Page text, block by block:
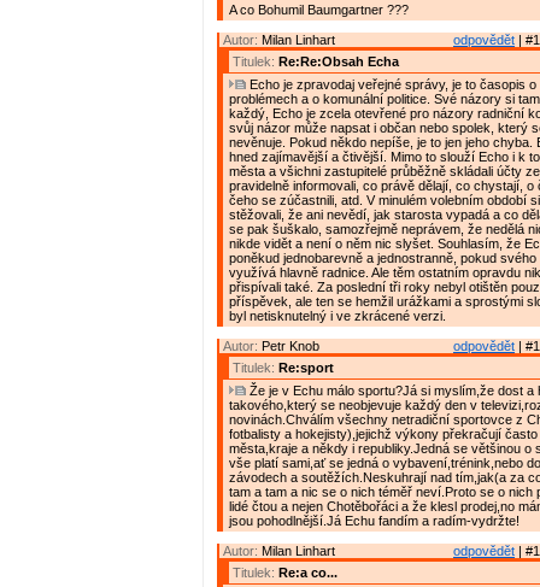
A co Bohumil Baumgartner ???
odpovědět |
Autor: Milan Linhart
Titulek: Re:Re:Obsah Echa
Echo je zpravodaj veřejné správy, je to časopis
problémech a o komunální politice. Své názory si
každý, Echo je zcela otevřené pro názory radniční
svůj názor může napsat i občan nebo spolek, který
nevěnuje. Pokud někdo nepíše, je to jen jeho chyba.
hned zajímavější a čtivější. Mimo to slouží Echo i k
města a všichni zastupitelé průběžně skládali účty
pravidelně informovali, co právě dělají, co chystají, o
čeho se zúčastnili, atd. V minulém volebním období
stěžovali, že ani nevědí, jak starosta vypadá a co
se pak šuškalo, samozřejmě neprávem, že nedělá
nikde vidět a není o něm nic slyšet. Souhlasím, že
poněkud jednobarevně a jednostranně, pokud
využívá hlavně radnice. Ale těm ostatním opravdu
přispívali také. Za poslední tři roky nebyl otištěn
příspěvek, ale ten se hemžil urážkami a sprostými
byl netisknutelný i ve zkrácené verzi.
odpovědět |
Autor: Petr Knob
Titulek: Re:sport
Že je v Echu málo sportu?Já si myslím,že dost a
takového,který se neobjevuje každý den v
novinách.Chválím všechny netradiční sportovce z
fotbalisty a hokejisty),jejichž výkony překračují často
města,kraje a někdy i republiky.Jedná se většinou o
vše platí sami,ať se jedná o vybavení,trénink,nebo
závodech a soutěžích.Neskuhrají nad tím,jak(a za
tam a tam a nic se o nich téměř neví.Proto se o nich
lidé čtou a nejen Chotěbořáci a že klesl prodej,no
jsou pohodlnější.Já Echu fandím a radím-vydržte!
odpovědět |
Autor: Milan Linhart
Titulek: Re:a co...